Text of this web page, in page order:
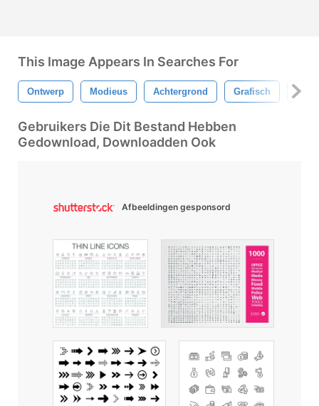
This Image Appears In Searches For
Ontwerp Modieus Achtergrond Grafisch
Gebruikers Die Dit Bestand Hebben
Gedownload, Downloadden Ook
Afbeeldingen gesponsord